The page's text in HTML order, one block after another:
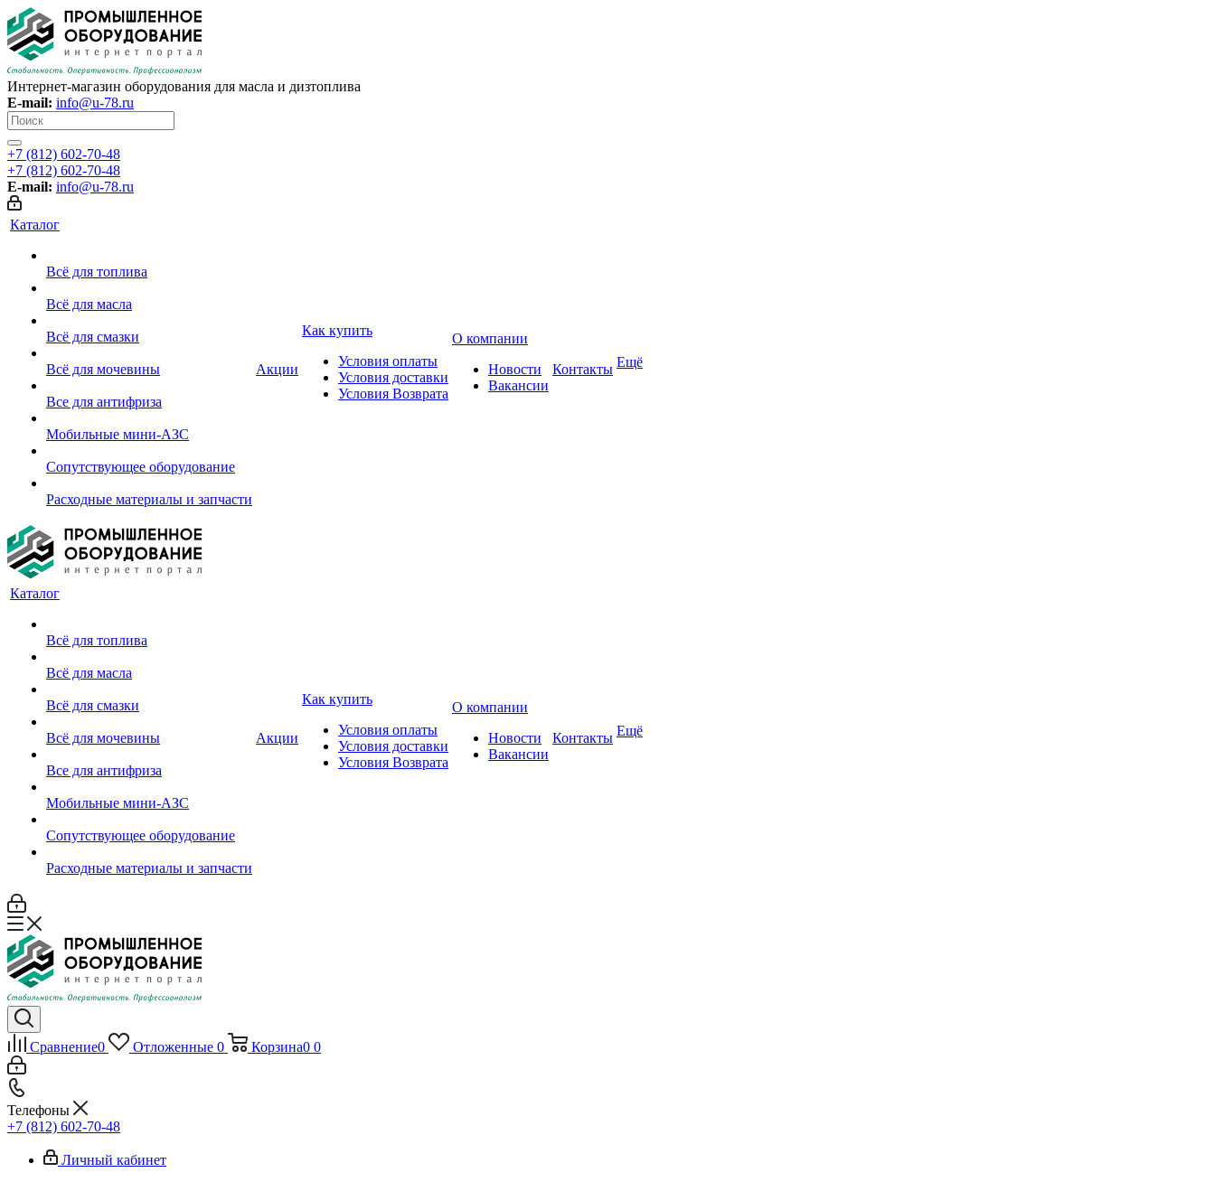
Интернет-магазин оборудования для масла и дизтоплива
E-mail: info@u-78.ru
+7 (812) 602-70-48
+7 (812) 602-70-48
E-mail: info@u-78.ru
Каталог
Всё для топлива
Всё для масла
Всё для смазки
Всё для мочевины
Все для антифриза
Мобильные мини-АЗС
Сопутствующее оборудование
Расходные материалы и запчасти
Акции
Как купить
Условия оплаты
Условия доставки
Условия Возврата
О компании
Новости
Вакансии
Контакты Ещё
Каталог
Всё для топлива
Всё для масла
Всё для смазки
Всё для мочевины
Все для антифриза
Мобильные мини-АЗС
Сопутствующее оборудование
Расходные материалы и запчасти
Акции
Как купить
Условия оплаты
Условия доставки
Условия Возврата
О компании
Новости
Вакансии
Контакты Ещё
Сравнение0 Отложенные 0 Корзина0 0
Телефоны
+7 (812) 602-70-48
Личный кабинет